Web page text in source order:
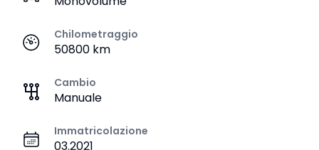
Chilometraggio
50800 km
Cambio
Manuale
Immatricolazione
03.2021